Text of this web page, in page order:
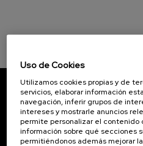
CIC nanoGUNE
Tolosa Hiribidea, 76
E-20018 Donostia / San Sebastian
+34 9... Ver teléfono·
Uso de Cookies
Utilizamos cookies propias y de
servicios, elaborar información
navegación, inferir grupos de
intereses y mostrarle anuncios
permite personalizar el
información sobre qué secciones
permitiéndonos además mejorar